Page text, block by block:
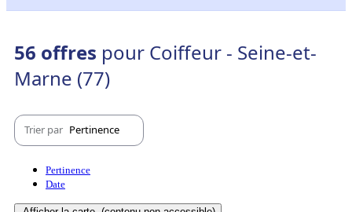
56 offres pour Coiffeur - Seine-et-
Marne (77)
Trier par Pertinence
Pertinence
Date